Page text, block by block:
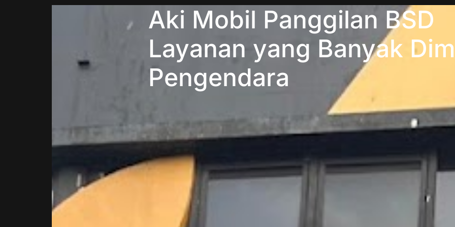
Aki Mobil Panggilan BSD
Layanan yang Banyak
Pengendara